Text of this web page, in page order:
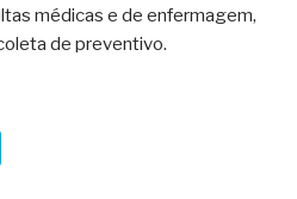
médicas e de enfermagem,
de preventivo.